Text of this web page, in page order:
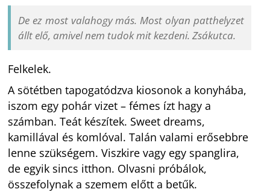
De ez most valahogy más. Most olyan patthelyzet
állt elő, amivel nem tudok mit kezdeni. Zsákutca.
Felkelek.
A sötétben tapogatódzva kiosonok a konyhába,
iszom egy pohár vizet – fémes ízt hagy a
számban. Teát készítek. Sweet dreams,
kamillával és komlóval. Talán valami erősebbre
lenne szükségem. Viszkire vagy egy spanglira,
de egyik sincs itthon. Olvasni próbálok,
összefolynak a szemem előtt a betűk.